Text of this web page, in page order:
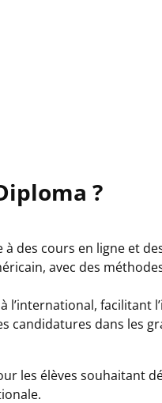
?
des cours en ligne et
avec des
l’international, facilitant
candidatures dans les
les élèves souhaitant